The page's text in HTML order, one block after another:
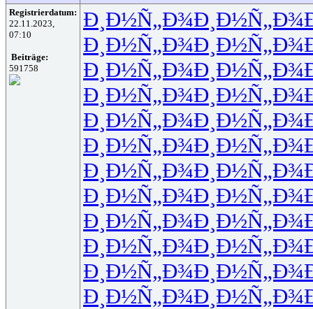
Registrierdatum:
22.11.2023,
07:10
Beiträge:
591758
Ð¸Ð½Ñ„Ð¾Ð¸Ð½Ñ„Ð¾
Ð¸Ð½Ñ„Ð¾Ð¸Ð½Ñ„Ð¾
Ð¸Ð½Ñ„Ð¾Ð¸Ð½Ñ„Ð¾
Ð¸Ð½Ñ„Ð¾Ð¸Ð½Ñ„Ð¾
Ð¸Ð½Ñ„Ð¾Ð¸Ð½Ñ„Ð¾
Ð¸Ð½Ñ„Ð¾Ð¸Ð½Ñ„Ð¾
Ð¸Ð½Ñ„Ð¾Ð¸Ð½Ñ„Ð¾
Ð¸Ð½Ñ„Ð¾Ð¸Ð½Ñ„Ð¾
Ð¸Ð½Ñ„Ð¾Ð¸Ð½Ñ„Ð¾
Ð¸Ð½Ñ„Ð¾Ð¸Ð½Ñ„Ð¾
Ð¸Ð½Ñ„Ð¾Ð¸Ð½Ñ„Ð¾
Ð¸Ð½Ñ„Ð¾Ð¸Ð½Ñ„Ð¾